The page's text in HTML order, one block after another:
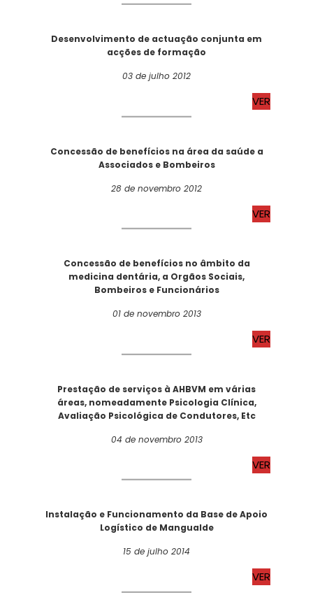
Desenvolvimento de actuação conjunta em
acções de formação
03 de julho 2012
VER
Concessão de benefícios na área da saúde a
Associados e Bombeiros
28 de novembro 2012
VER
Concessão de benefícios no âmbito da
medicina dentária, a Orgãos Sociais,
Bombeiros e Funcionários
01 de novembro 2013
VER
Prestação de serviços à AHBVM em várias
áreas, nomeadamente Psicologia Clínica,
Avaliação Psicológica de Condutores, Etc
04 de novembro 2013
VER
Instalação e Funcionamento da Base de Apoio
Logístico de Mangualde
15 de julho 2014
VER